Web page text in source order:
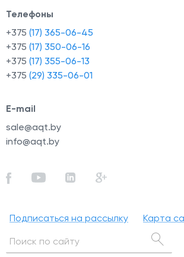
Телефоны
+375 (17) 365-06-45
+375 (17) 350-06-16
+375 (17) 355-06-13
+375 (29) 335-06-01
E-mail
sale@aqt.by
info@aqt.by
Подписаться на рассылку Карта